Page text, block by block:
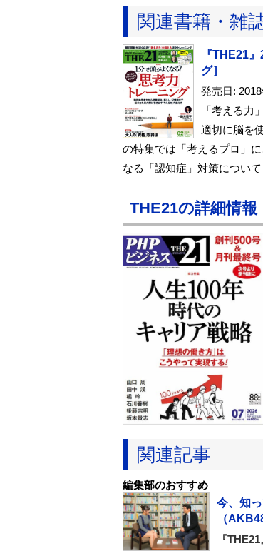
関連書籍・雑
『THE21
グ］
発売日:
「考える力
適切に脳を
の特集では「考えるプロ」
なる「認知症」対策について
THE21の詳細情報
関連記事
編集部のおすすめ
今、知
（
『